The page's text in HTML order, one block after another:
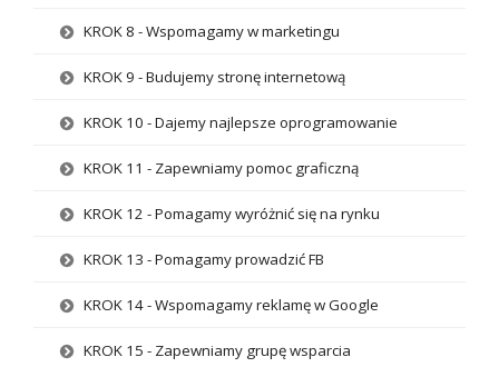
KROK 8 - Wspomagamy w marketingu
KROK 9 - Budujemy stronę internetową
KROK 10 - Dajemy najlepsze oprogramowanie
KROK 11 - Zapewniamy pomoc graficzną
KROK 12 - Pomagamy wyróżnić się na rynku
KROK 13 - Pomagamy prowadzić FB
KROK 14 - Wspomagamy reklamę w Google
KROK 15 - Zapewniamy grupę wsparcia